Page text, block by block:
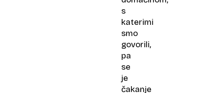
s
katerimi
smo
govorili,
pa
se
je
čakanje